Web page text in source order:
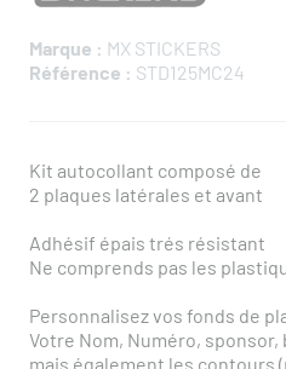
Marque : MX STICKERS
Référence : STD125MC24
Kit autocollant composé de
2 plaques latérales et avant
Adhésif épais trés résistant
Ne comprends pas les
Personnalisez vos fonds de
Votre Nom, Numéro, sponsor,
mais également les contours